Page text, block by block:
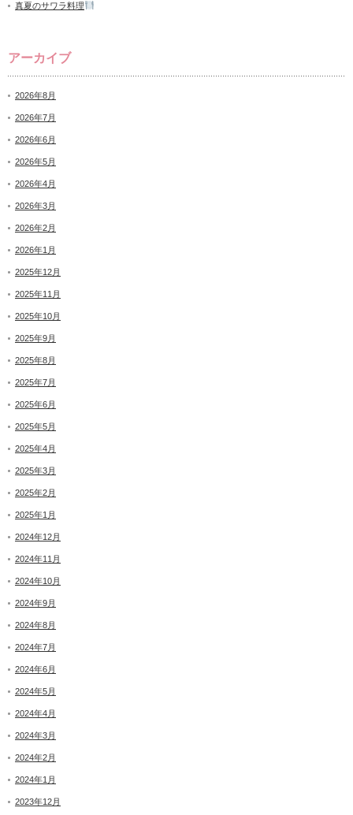
真夏のサワラ料理
アーカイブ
2026年8月
2026年7月
2026年6月
2026年5月
2026年4月
2026年3月
2026年2月
2026年1月
2025年12月
2025年11月
2025年10月
2025年9月
2025年8月
2025年7月
2025年6月
2025年5月
2025年4月
2025年3月
2025年2月
2025年1月
2024年12月
2024年11月
2024年10月
2024年9月
2024年8月
2024年7月
2024年6月
2024年5月
2024年4月
2024年3月
2024年2月
2024年1月
2023年12月